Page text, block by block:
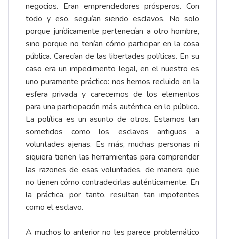
negocios. Eran emprendedores prósperos. Con
todo y eso, seguían siendo esclavos. No solo
porque jurídicamente pertenecían a otro hombre,
sino porque no tenían cómo participar en la cosa
pública. Carecían de las libertades políticas. En su
caso era un impedimento legal, en el nuestro es
uno puramente práctico: nos hemos recluido en la
esfera privada y carecemos de los elementos
para una participación más auténtica en lo público.
La política es un asunto de otros. Estamos tan
sometidos como los esclavos antiguos a
voluntades ajenas. Es más, muchas personas ni
siquiera tienen las herramientas para comprender
las razones de esas voluntades, de manera que
no tienen cómo contradecirlas auténticamente. En
la práctica, por tanto, resultan tan impotentes
como el esclavo.
A muchos lo anterior no les parece problemático